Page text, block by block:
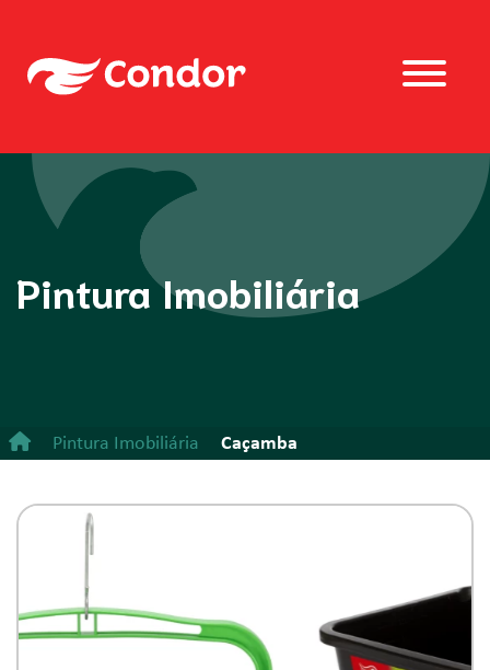
Pintura Imobiliária
Pintura Imobiliária Caçamba